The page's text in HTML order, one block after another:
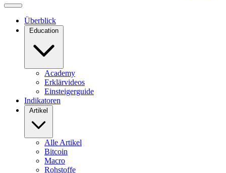
Überblick
Education
Academy
Erklärvideos
Einsteigerguide
Indikatoren
Artikel
Alle Artikel
Bitcoin
Macro
Rohstoffe